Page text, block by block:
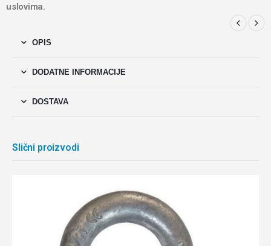
uslovima.
OPIS
DODATNE INFORMACIJE
DOSTAVA
Slični proizvodi